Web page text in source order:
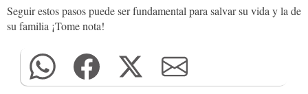
Seguir estos pasos puede ser fundamental para salvar su vida y la de
su familia ¡Tome nota!